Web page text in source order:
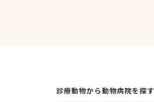
診療動物から動物病院を探す